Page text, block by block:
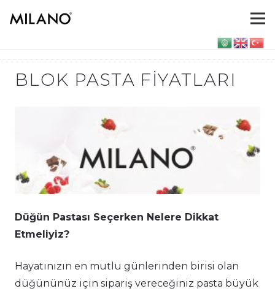
BLOK PASTA FIYATLARI
Düğün Pastası Seçerken Nelere Dikkat
Etmeliyiz?
Hayatınızın en mutlu günlerinden birisi olan
düğününüz için sipariş vereceğiniz pasta büyük